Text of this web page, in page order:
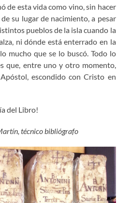
de esta vida como vino, sin hacer
su lugar de nacimiento, a pesar
pueblos de la isla cuando la
ni dónde está enterrado en la
mucho que se lo buscó. Todo lo
que, entre uno y otro momento,
escondido con Cristo en
del Libro!
técnico bibliógrafo